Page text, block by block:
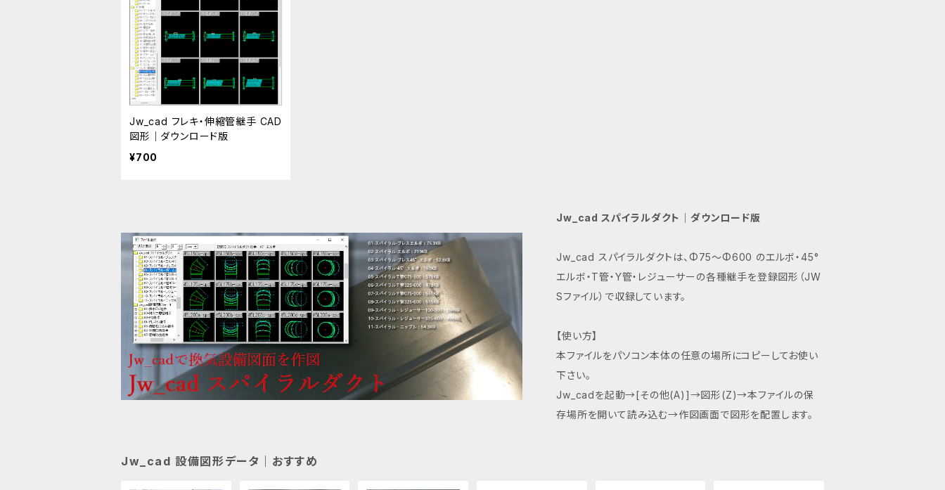
Jw_cad フレキ・伸縮管継手 CAD
図形｜ダウンロード版
¥700
Jw_cad スパイラルダクト｜ダウンロード版
Jw_cad スパイラルダクトは、Φ75～Φ600 のエルボ・45°
エルボ・T管・Y管・レジューサーの各種継手を登録図形（JW
Sファイル）で収録しています。
【使い方】
本ファイルをパソコン本体の任意の場所にコピーしてお使い
下さい。
Jw_cadを起動→[その他(A)]→図形(Z)→本ファイルの保
存場所を開いて読み込む→作図画面で図形を配置します。
Jw_cad 設備図形データ｜おすすめ